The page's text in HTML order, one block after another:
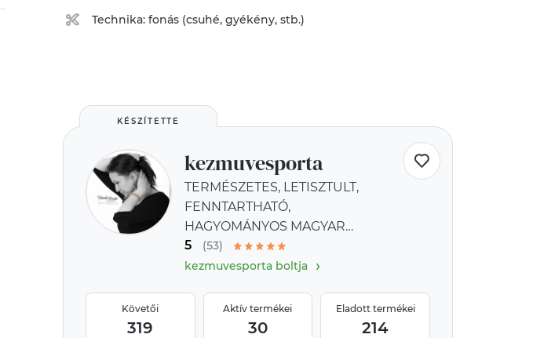
Technika:fonás (csuhé, gyékény, stb.)
KÉSZÍTETTE
kezmuvesporta
TERMÉSZETES, LETISZTULT,
FENNTARTHATÓ,
HAGYOMÁNYOS MAGYAR
KÉZMŰVES TERMÉKEK
5
(53)
kezmuvesporta boltja
›
Követői
319
Aktív termékei
30
Eladott termékei
214